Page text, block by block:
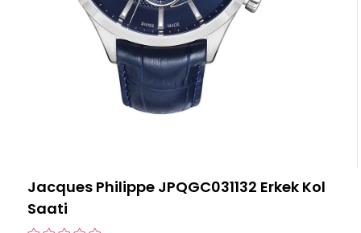
Jacques Philippe JPQGC031132 Erkek Kol
Saati